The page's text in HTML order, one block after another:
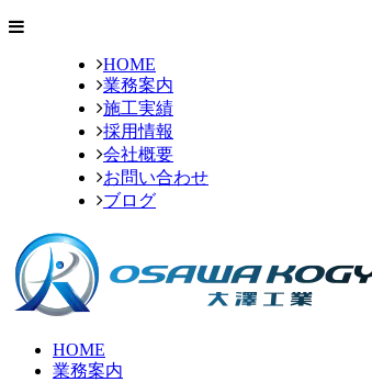
HOME
業務案内
施工実績
採用情報
会社概要
お問い合わせ
ブログ
HOME
業務案内